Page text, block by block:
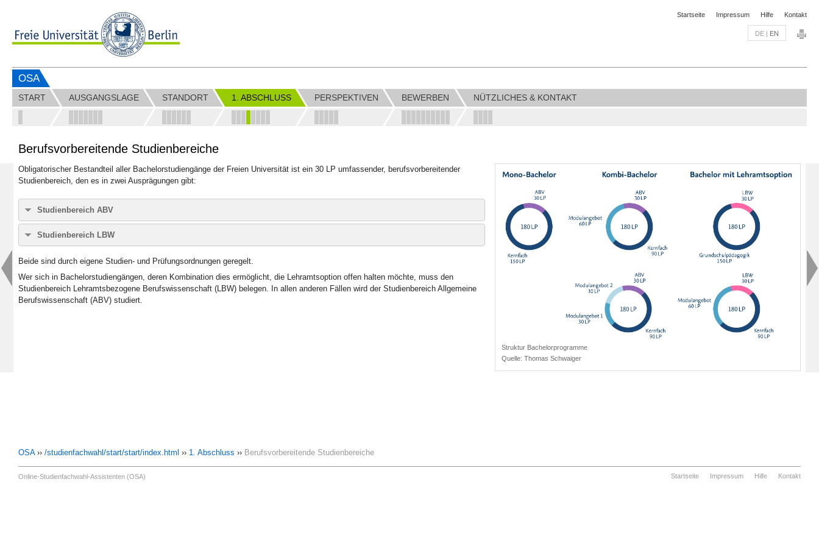
Startseite Impressum Hilfe Kontakt
DE | EN
OSA
START AUSGANGSLAGE STANDORT 1. ABSCHLUSS PERSPEKTIVEN BEWERBEN NÜTZLICHES & KONTAKT
Berufsvorbereitende Studienbereiche
Obligatorischer Bestandteil aller Bachelorstudiengänge der Freien Universität ist ein 30 LP umfassender, berufsvorbereitender
Studienbereich, den es in zwei Ausprägungen gibt:
Studienbereich ABV
Der Studienbereich Allgemeine Berufsvorbereitung (ABV) umfasst ein obligatorisches Berufspraktikum sowie Module, die man je
nach Studienordnung aus den folgenden Kompetenzbereichen oder aus fachnahen Zusatzqualifikationen auswählen kann.
ABV-Kompetenzbereiche
(moderne) Fremdsprachen
Informations- und Medienkompetenz
Gender- und Diversity-Kompetenz
Studienbereich LBW
Der Bereich Lehramtsbezogene Berufswissenschaft (LBW) führt Studierende in die Grundfragen von Erziehung, Bildung und
theoriegeleitet zu reflektieren.
SieheStudien- und Prüfungsordnung LBW
Beide sind durch eigene Studien- und Prüfungsordnungen geregelt.
Wer sich in Bachelorstudiengängen, deren Kombination dies ermöglicht, die Lehramtsoption offen halten möchte, muss den
Studienbereich Lehramtsbezogene Berufswissenschaft (LBW) belegen. In allen anderen Fällen wird der Studienbereich Allgemeine
Berufswissenschaft (ABV) studiert.
Struktur Bachelorprogramme
Quelle: Thomas Schwaiger
OSA›› /studienfachwahl/start/start/index.html ›› 1. Abschluss ›› Berufsvorbereitende Studienbereiche
Online-Studienfachwahl-Assistenten (OSA) Startseite Impressum Hilfe Kontakt